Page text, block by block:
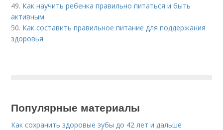
49. Как научить ребенка правильно питаться и быть
активным
50. Как составить правильное питание для поддержания
здоровья
Популярные материалы
Как сохранить здоровые зубы до 42 лет и дальше